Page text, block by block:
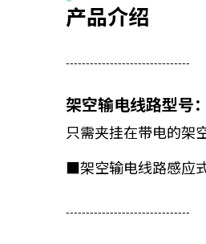
产品介绍
-------------------------------
架空输电线路型号：
只需夹挂在带电的架
■架空输电线路感应
-------------------------------